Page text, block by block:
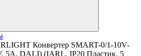
Конвертер SMART-0/1-10V-
5A, DALI) (IARL, IP20 Пластик, 5